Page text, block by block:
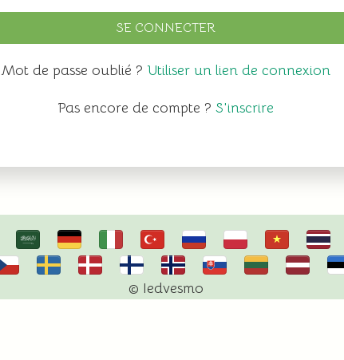
SE CONNECTER
Mot de passe oublié ? Utiliser un lien de connexion
Pas encore de compte ? S'inscrire
© Iedvesmo